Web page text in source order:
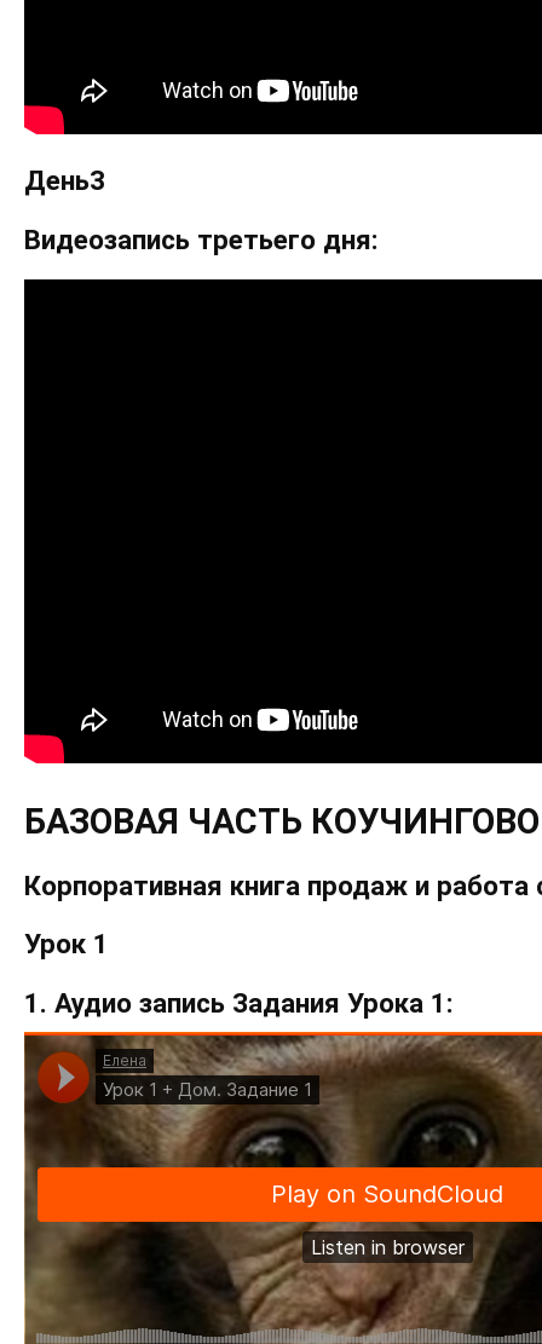
День3
Видеозапись третьего дня:
БАЗОВАЯ ЧАСТЬ
Корпоративная книга продаж и
Урок 1
1. Аудио запись Задания Урока 1: